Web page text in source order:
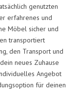
genutzten
erfahrenes und
Möbel sicher und
transportiert
den Transport und
neues Zuhause
Angebot
für deinen